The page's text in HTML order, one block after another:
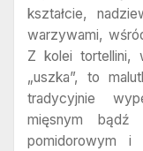
kształcie,
warzywami,
Z kolei tortellini,
„uszka”, to
tradycyjnie
mięsnym bądź
pomidorowym i